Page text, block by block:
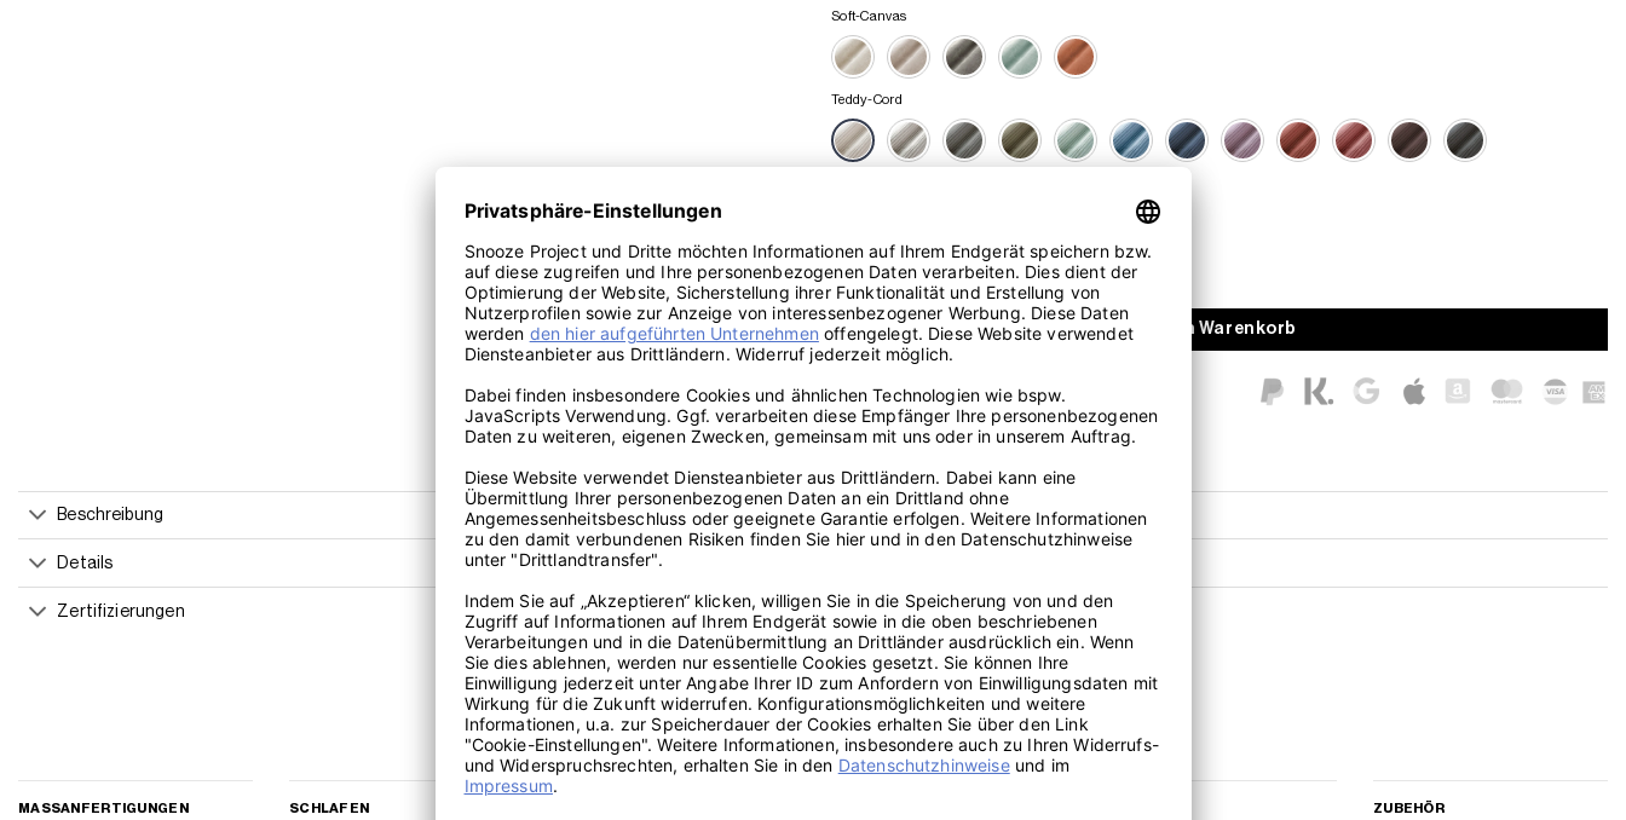
Soft-Canvas
Teddy-Cord
Ersatzbezug für Levi Ecksofa 01 Menge
In den Warenkorb
Lieferzeit: ca. 4-7 Werktage
Artikelnummer:LEVI816-TC-NW
Beschreibung
Details
Zertifizierungen
MASSANFERTIGUNGEN SCHLAFEN ZUBEHÖR